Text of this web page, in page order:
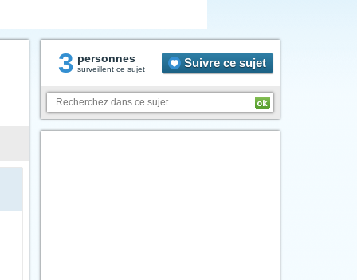
3 personnes
surveillent ce sujet Suivre ce sujet